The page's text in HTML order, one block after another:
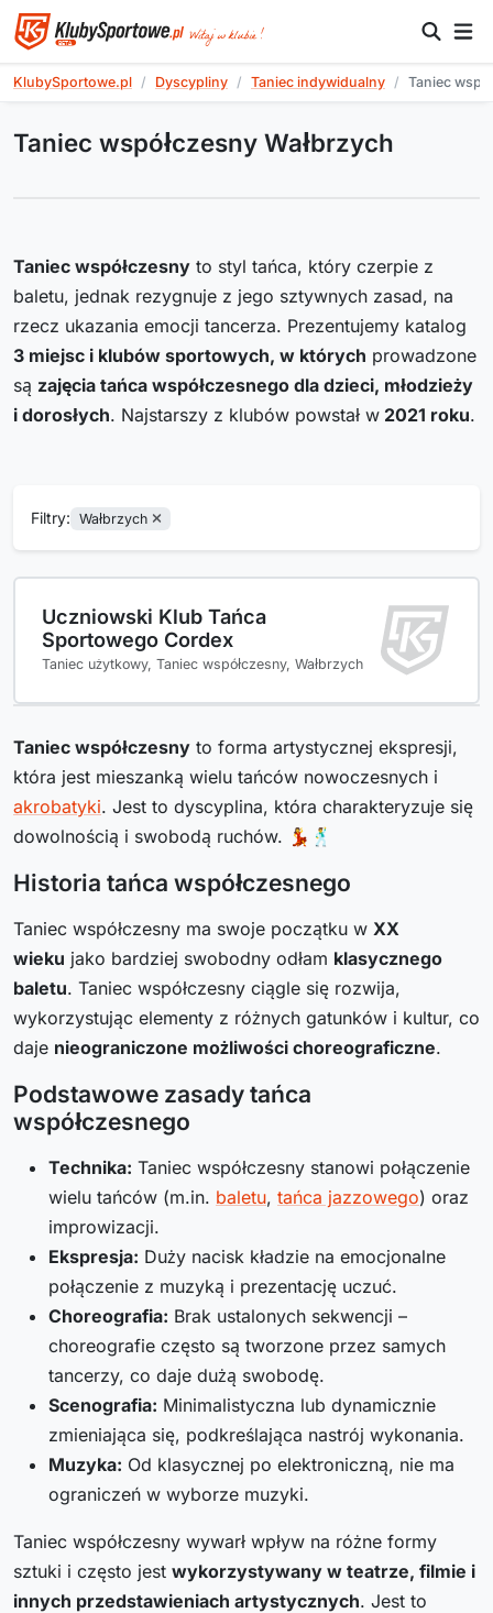
KlubySportowe.pl Dyscypliny Taniec indywidualny Taniec
Taniec współczesny Wałbrzych
Taniec współczesny to styl tańca, który czerpie z
baletu, jednak rezygnuje z jego sztywnych zasad, na
rzecz ukazania emocji tancerza. Prezentujemy katalog
3 miejsc i klubów sportowych, w których prowadzone
są zajęcia tańca współczesnego dla dzieci, młodzieży
i dorosłych. Najstarszy z klubów powstał w 2021 roku.
Filtry: Wałbrzych
Uczniowski Klub Tańca
Sportowego Cordex
Taniec użytkowy, Taniec współczesny, Wałbrzych
Taniec współczesny to forma artystycznej ekspresji,
która jest mieszanką wielu tańców nowoczesnych i
akrobatyki. Jest to dyscyplina, która charakteryzuje się
dowolnością i swobodą ruchów. 💃🕺
Historia tańca współczesnego
Taniec współczesny ma swoje początku w XX
wieku jako bardziej swobodny odłam klasycznego
baletu. Taniec współczesny ciągle się rozwija,
wykorzystując elementy z różnych gatunków i kultur, co
daje nieograniczone możliwości choreograficzne.
Podstawowe zasady tańca
współczesnego
Technika: Taniec współczesny stanowi połączenie
wielu tańców (m.in. baletu, tańca jazzowego) oraz
improwizacji.
Ekspresja: Duży nacisk kładzie na emocjonalne
połączenie z muzyką i prezentację uczuć.
Choreografia: Brak ustalonych sekwencji –
choreografie często są tworzone przez samych
tancerzy, co daje dużą swobodę.
Scenografia: Minimalistyczna lub dynamicznie
zmieniająca się, podkreślająca nastrój wykonania.
Muzyka: Od klasycznej po elektroniczną, nie ma
ograniczeń w wyborze muzyki.
Taniec współczesny wywarł wpływ na różne formy
sztuki i często jest wykorzystywany w teatrze, filmie i
innych przedstawieniach artystycznych. Jest to